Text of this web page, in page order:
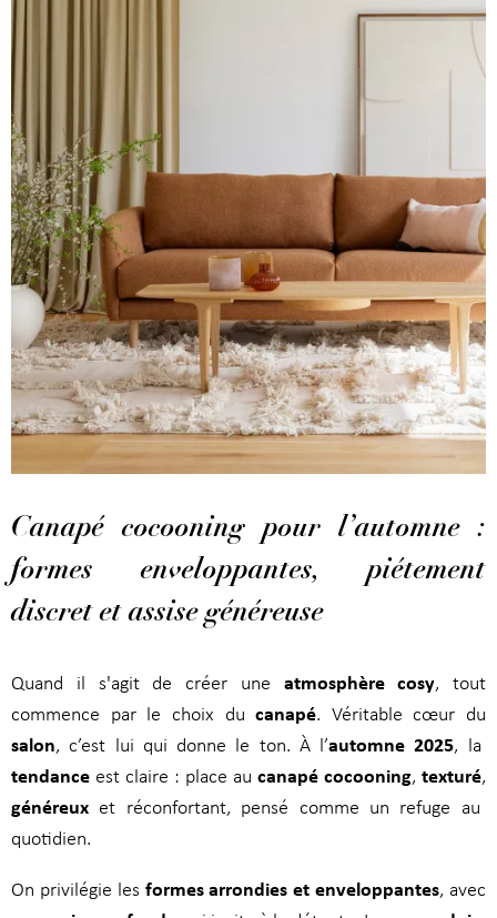
Canapé cocooning pour l’automne :
formes enveloppantes, piétement
discret et assise généreuse
Quand il s'agit de créer une atmosphère cosy, tout
commence par le choix du canapé. Véritable cœur du
salon, c’est lui qui donne le ton. À l’automne 2025, la
tendance est claire : place au canapé cocooning, texturé,
généreux et réconfortant, pensé comme un refuge au
quotidien.
On privilégie les formes arrondies et enveloppantes, avec